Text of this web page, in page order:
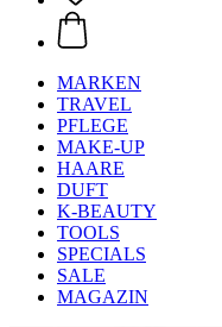
MARKEN
TRAVEL
PFLEGE
MAKE-UP
HAARE
DUFT
K-BEAUTY
TOOLS
SPECIALS
SALE
MAGAZIN